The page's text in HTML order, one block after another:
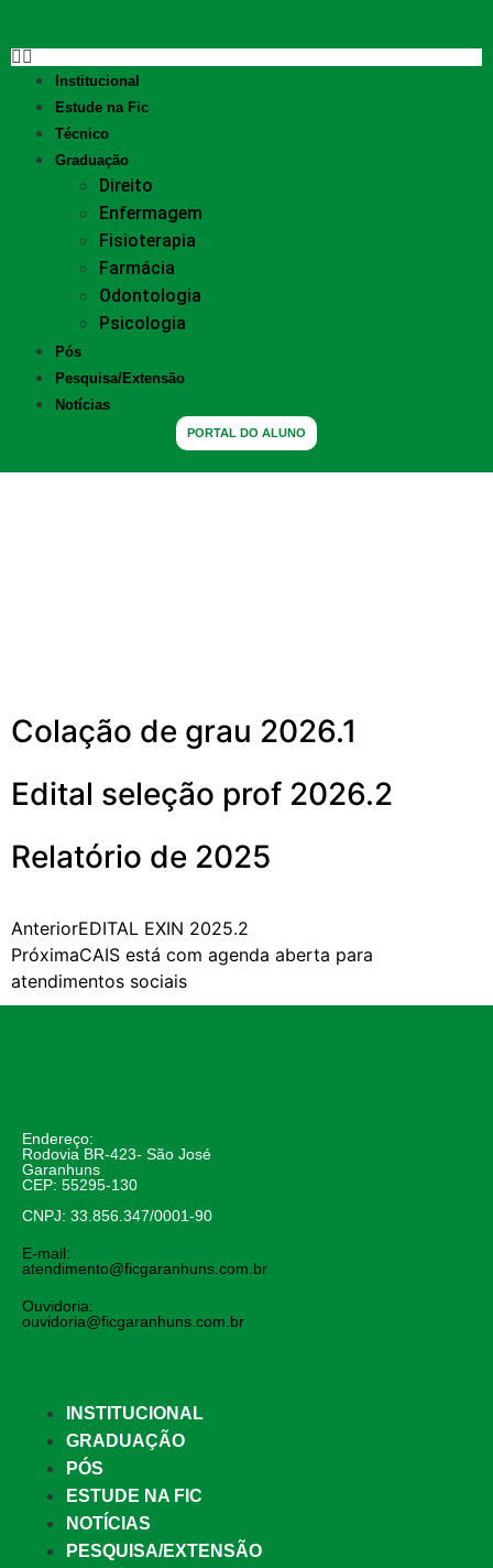
Institucional
Estude na Fic
Técnico
Graduação
Direito
Enfermagem
Fisioterapia
Farmácia
Odontologia
Psicologia
Pós
Pesquisa/Extensão
Notícias
PORTAL DO ALUNO
Colação de grau 2026.1
Edital seleção prof 2026.2
Relatório de 2025
AnteriorEDITAL EXIN 2025.2
PróximaCAIS está com agenda aberta para
atendimentos sociais
Endereço:
Rodovia BR-423- São José
Garanhuns
CEP: 55295-130
CNPJ: 33.856.347/0001-90
E-mail:
atendimento@ficgaranhuns.com.br
Ouvidoria:
ouvidoria@ficgaranhuns.com.br
INSTITUCIONAL
GRADUAÇÃO
PÓS
ESTUDE NA FIC
NOTÍCIAS
PESQUISA/EXTENSÃO